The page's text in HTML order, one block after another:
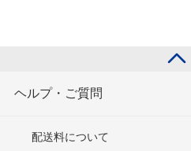
ヘルプ・ご質問
配送料について